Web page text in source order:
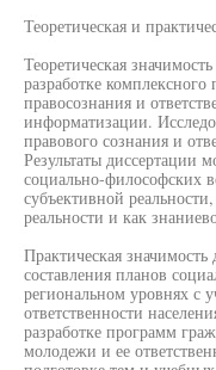
Теоретическая и
Теоретическая
разработке
правосознания и
информатизации.
правового сознания и
Результаты диссертации
социально-философских
субъективной
реальности и как
Практическая
составления планов
региональном уровнях с
ответственности
разработке программ
молодежи и ее